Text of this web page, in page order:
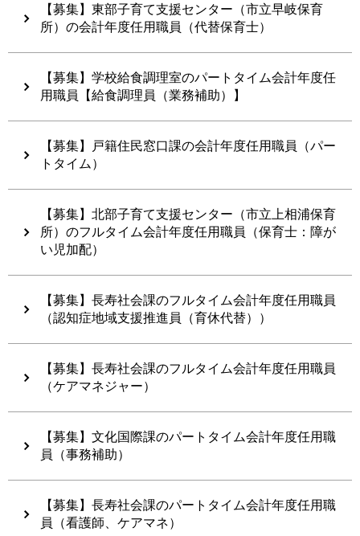
【募集】東部子育て支援センター（市立早岐保育
所）の会計年度任用職員（代替保育士）
【募集】学校給食調理室のパートタイム会計年度任
用職員【給食調理員（業務補助）】
【募集】戸籍住民窓口課の会計年度任用職員（パー
トタイム）
【募集】北部子育て支援センター（市立上相浦保育
所）のフルタイム会計年度任用職員（保育士：障が
い児加配）
【募集】長寿社会課のフルタイム会計年度任用職員
（認知症地域支援推進員（育休代替））
【募集】長寿社会課のフルタイム会計年度任用職員
（ケアマネジャー）
【募集】文化国際課のパートタイム会計年度任用職
員（事務補助）
【募集】長寿社会課のパートタイム会計年度任用職
員（看護師、ケアマネ）